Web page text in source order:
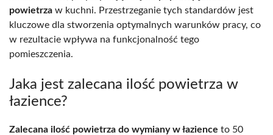
powietrza w kuchni. Przestrzeganie tych standardów jest
kluczowe dla stworzenia optymalnych warunków pracy, co
w rezultacie wpływa na funkcjonalność tego
pomieszczenia.
Jaka jest zalecana ilość powietrza w
łazience?
Zalecana ilość powietrza do wymiany w łazience to 50